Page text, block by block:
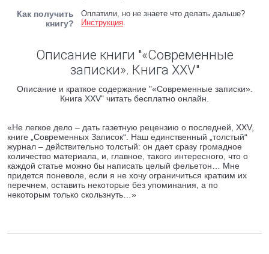
Как получить
книгу?
Оплатили, но не знаете что делать дальше?
Инструкция.
Описание книги "«Современные
записки». Книга XXV"
Описание и краткое содержание "«Современные записки».
Книга XXV" читать бесплатно онлайн.
«Не легкое дело – дать газетную рецензию о последней, XXV,
книге „Современных Записок“. Наш единственный „толстый“
журнал – действительно толстый: он дает сразу громадное
количество материала, и, главное, такого интересного, что о
каждой статье можно бы написать целый фельетон… Мне
придется поневоле, если я не хочу ограничиться кратким их
перечнем, оставить некоторые без упоминания, а по
некоторым только скользнуть…»